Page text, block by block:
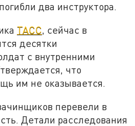
два инструктора.
ТАСС, сейчас в
десятки
с внутренними
что
им не оказывается.
перевели в
Детали расследования